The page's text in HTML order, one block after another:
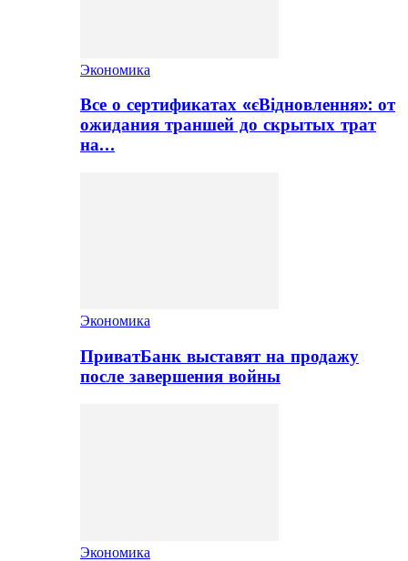
Экономика
Все о сертификатах «єВідновлення»: от
ожидания траншей до скрытых трат
на…
Экономика
ПриватБанк выставят на продажу
после завершения войны
Экономика